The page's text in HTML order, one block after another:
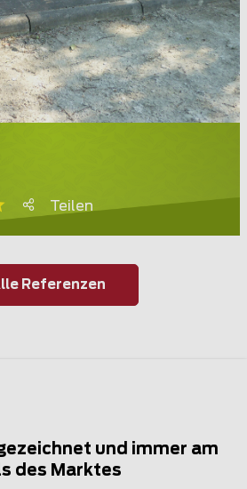
Teilen
Referenzen
und immer am
des Marktes